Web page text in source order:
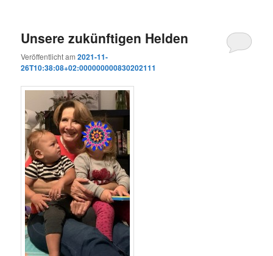
Unsere zukünftigen Helden
Veröffentlicht am2021-11-
26T10:38:08+02:000000000830202111